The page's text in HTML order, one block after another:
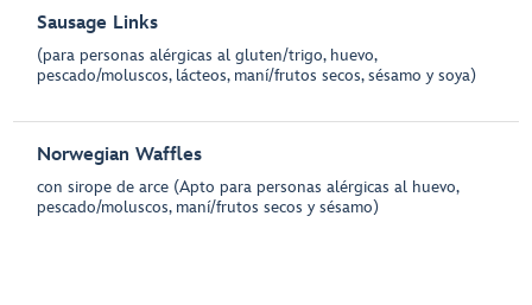
Sausage Links
(para personas alérgicas al gluten/trigo, huevo,
pescado/moluscos, lácteos, maní/frutos secos, sésamo y soya)
Norwegian Waffles
con sirope de arce (Apto para personas alérgicas al huevo,
pescado/moluscos, maní/frutos secos y sésamo)